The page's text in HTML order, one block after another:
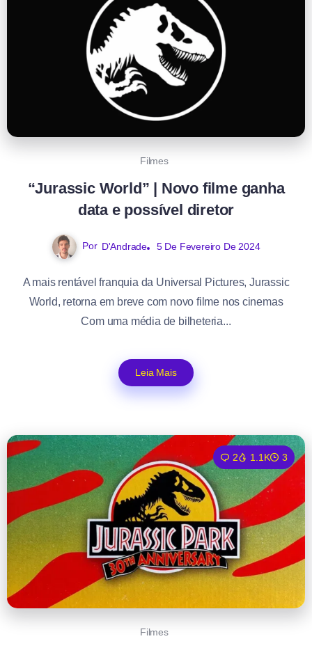
Filmes
“Jurassic World” | Novo filme ganha
data e possível diretor
Por D'Andrade 5 De Fevereiro De 2024
A mais rentável franquia da Universal Pictures, Jurassic
World, retorna em breve com novo filme nos cinemas
Com uma média de bilheteria...
Leia Mais
2 1.1K 3
Filmes